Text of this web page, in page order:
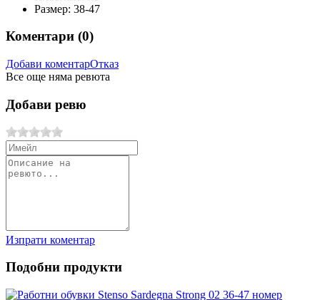
Размер: 38-47
Коментари (0)
Добави коментарОтказ
Все още няма ревюта
Добави ревю
Изпрати коментар
Подобни продукти